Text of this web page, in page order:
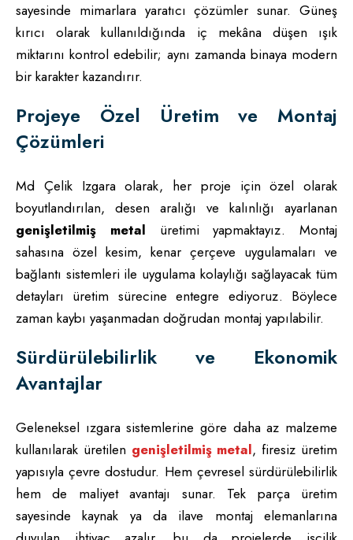
sayesinde mimarlara yaratıcı çözümler sunar. Güneş
kırıcı olarak kullanıldığında iç mekâna düşen ışık
miktarını kontrol edebilir; aynı zamanda binaya modern
bir karakter kazandırır.
Projeye Özel Üretim ve Montaj
Çözümleri
Md Çelik Izgara olarak, her proje için özel olarak
boyutlandırılan, desen aralığı ve kalınlığı ayarlanan
genişletilmiş metal üretimi yapmaktayız. Montaj
sahasına özel kesim, kenar çerçeve uygulamaları ve
bağlantı sistemleri ile uygulama kolaylığı sağlayacak tüm
detayları üretim sürecine entegre ediyoruz. Böylece
zaman kaybı yaşanmadan doğrudan montaj yapılabilir.
Sürdürülebilirlik ve Ekonomik
Avantajlar
Geleneksel ızgara sistemlerine göre daha az malzeme
kullanılarak üretilen genişletilmiş metal, firesiz üretim
yapısıyla çevre dostudur. Hem çevresel sürdürülebilirlik
hem de maliyet avantajı sunar. Tek parça üretim
sayesinde kaynak ya da ilave montaj elemanlarına